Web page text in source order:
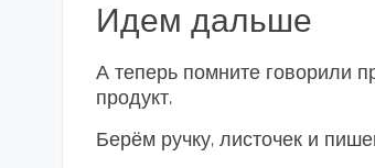
Идем дальше
А теперь помните говорили
продукт.
Берём ручку, листочек и